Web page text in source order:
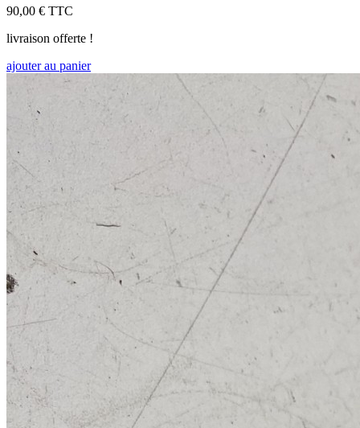
90,00 € TTC
livraison offerte !
ajouter au panier